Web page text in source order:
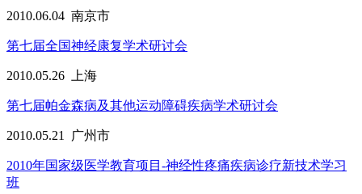
2010.06.04 南京市
第七届全国神经康复学术研讨会
2010.05.26 上海
第七届帕金森病及其他运动障碍疾病学术研讨会
2010.05.21 广州市
2010年国家级医学教育项目-神经性疼痛疾病诊疗新技术学习
班